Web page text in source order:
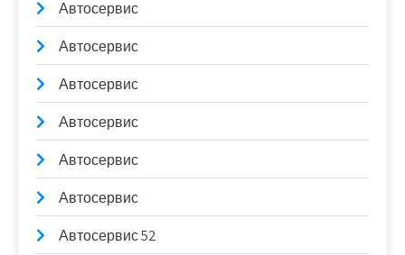
Автосервис
Автосервис
Автосервис
Автосервис
Автосервис
Автосервис
Автосервис 52